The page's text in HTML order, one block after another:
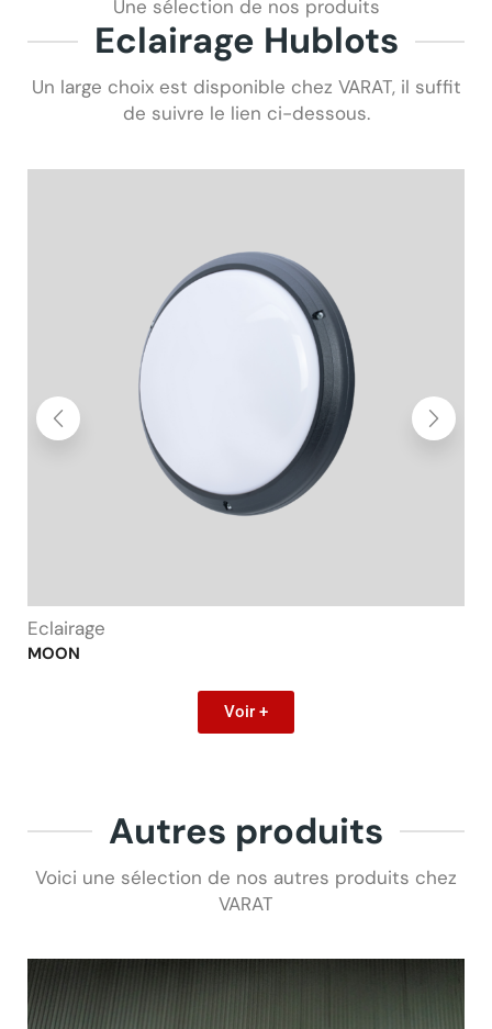
Une sélection de nos produits
Eclairage Hublots
Un large choix est disponible chez VARAT, il suffit
de suivre le lien ci-dessous.
Eclairage
MOON
Voir +
Autres produits
Voici une sélection de nos autres produits chez
VARAT